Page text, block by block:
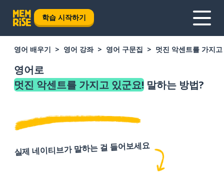
학습 시작하기
영어 배우기 영어 강좌 영어 구문집 멋진 악센트를 가지
영어로
멋진 악센트를 가지고 있군요! 말하는 방법?
실제 네이티브가 말하는 걸 들어보세요